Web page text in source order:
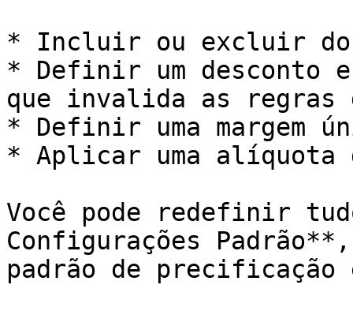
* Incluir ou excluir
* Definir um desconto
que invalida as regras
* Definir uma margem
* Aplicar uma alíquota
Você pode redefinir
Configurações
padrão de